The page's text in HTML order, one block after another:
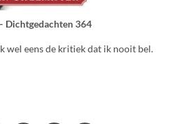
Dichtgedachten 364
wel eens de kritiek dat ik nooit bel.